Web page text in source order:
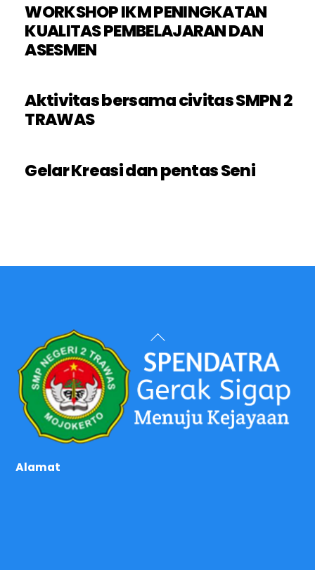
WORKSHOP IKM PENINGKATAN
KUALITAS PEMBELAJARAN DAN
ASESMEN
Aktivitas bersama civitas SMPN 2
TRAWAS
Gelar Kreasi dan pentas Seni
Back
To
Top
Alamat